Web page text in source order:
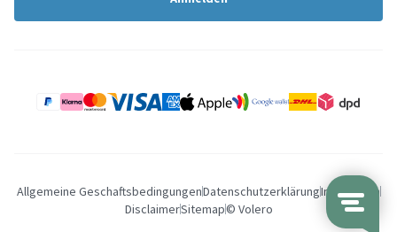
Allgemeine GeschaftsbedingungenDatenschutzerklärungImpressum
DisclaimerSitemap© Volero